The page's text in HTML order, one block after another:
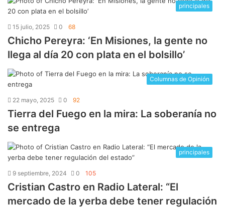
principales
15 julio, 2025 0 68
Chicho Pereyra: ‘En Misiones, la gente no
llega al día 20 con plata en el bolsillo’
Columnas de Opinión
22 mayo, 2025 0 92
Tierra del Fuego en la mira: La soberanía no
se entrega
principales
9 septiembre, 2024 0 105
Cristian Castro en Radio Lateral: “El
mercado de la yerba debe tener regulación